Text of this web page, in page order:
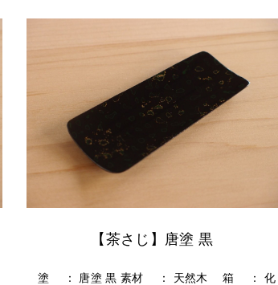
【茶さじ】唐塗 黒
塗 ： 唐塗 黒 素材 ： 天然木 箱 ： 化